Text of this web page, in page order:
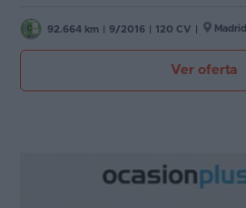
92.664 km 9/2016 120 CV Madrid
Ver oferta